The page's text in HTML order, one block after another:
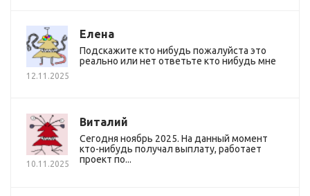
12.11.2025
Елена
Подскажите кто нибудь пожалуйста это
реально или нет ответьте кто нибудь мне
10.11.2025
Виталий
Сегодня ноябрь 2025. На данный момент
кто-нибудь получал выплату, работает
проект по...